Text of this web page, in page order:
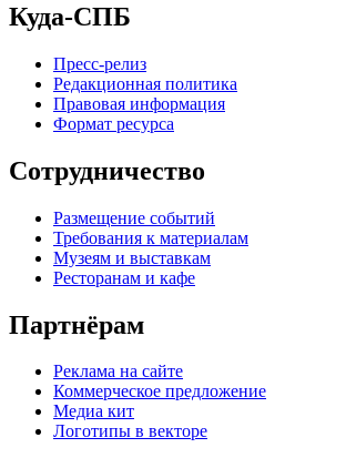
Куда-СПБ
Пресс-релиз
Редакционная политика
Правовая информация
Формат ресурса
Сотрудничество
Размещение событий
Требования к материалам
Музеям и выставкам
Ресторанам и кафе
Партнёрам
Реклама на сайте
Коммерческое предложение
Медиа кит
Логотипы в векторе